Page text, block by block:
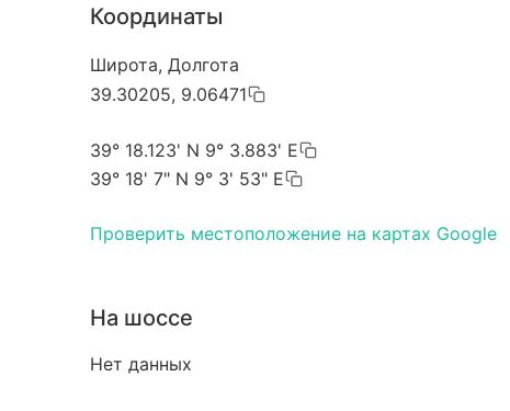
Координаты
Широта, Долгота
39.30205, 9.06471
39° 18.123' N 9° 3.883' E
39° 18' 7" N 9° 3' 53" E
Проверить местоположение на картах Google
На шоссе
Нет данных